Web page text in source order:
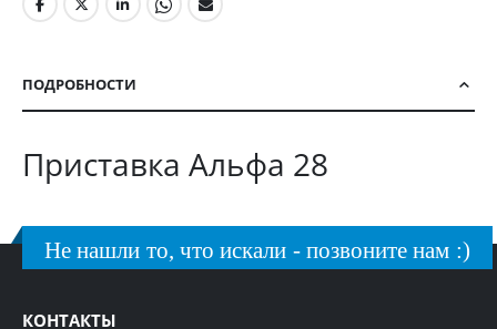
ПОДРОБНОСТИ
Приставка Альфа 28
Не нашли то, что искали - позвоните нам :)
КОНТАКТЫ